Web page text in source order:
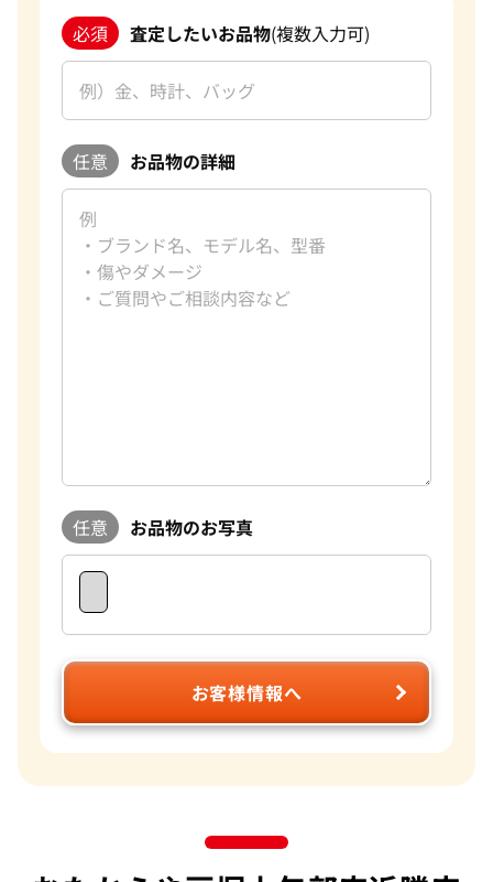
必須 査定したいお品物(複数入力可)
任意 お品物の詳細
任意 お品物のお写真
お客様情報へ